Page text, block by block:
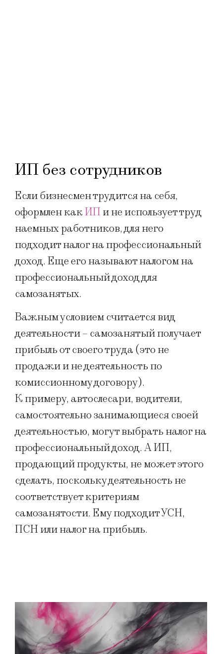
ИП без сотрудников
Если бизнесмен трудится на себя,
оформлен какИП и не использует труд
наемных работников, для него
подходит налог на профессиональный
доход. Еще его называют налогом на
профессиональный доход для
самозанятых.
Важным условием считается вид
деятельности – самозанятый получает
прибыль от своего труда (это не
продажи и не деятельность по
комиссионному договору).
К примеру, автослесари, водители,
самостоятельно занимающиеся своей
деятельностью, могут выбрать налог на
профессиональный доход. А ИП,
продающий продукты, не может этого
сделать, поскольку деятельность не
соответствует критериям
самозанятости. Ему подходит УСН,
ПСН или налог на прибыль.